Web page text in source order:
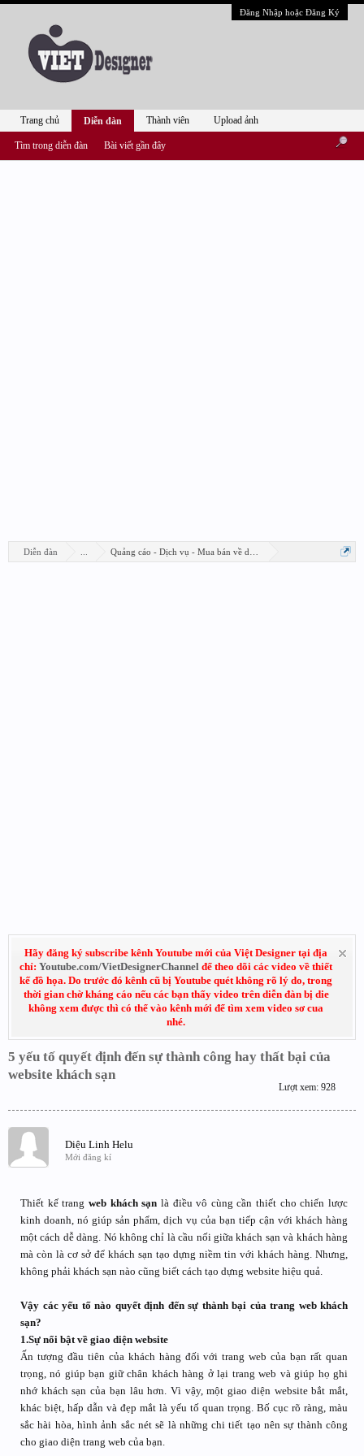
Đăng Nhập hoặc Đăng Ký
Diễn đàn Quảng cáo - Dịch vụ - Mua bán về design
Hãy đăng ký subscribe kênh Youtube mới của Việt Designer tại địa
chỉ: Youtube.com/VietDesignerChannel để theo dõi các video về thiết
kế đồ họa. Do trước đó kênh cũ bị Youtube quét không rõ lý do, trong
thời gian chờ kháng cáo nếu các bạn thấy video trên diễn đàn bị die
không xem được thì có thể vào kênh mới để tìm xem video sơ cua
nhé.
5 yếu tố quyết định đến sự thành công hay thất bại của
website khách sạn
Lượt xem: 928
Diệu Linh Helu
Mới đăng kí
Thiết kế trang web khách sạn là điều vô cùng cần thiết cho chiến lược
kinh doanh, nó giúp sản phẩm, dịch vụ của bạn tiếp cận với khách hàng
một cách dễ dàng. Nó không chỉ là cầu nối giữa khách sạn và khách hàng
mà còn là cơ sở để khách sạn tạo dựng niềm tin với khách hàng. Nhưng,
không phải khách sạn nào cũng biết cách tạo dựng website hiệu quả.
Vậy các yếu tố nào quyết định đến sự thành bại của trang web khách
sạn?
1.Sự nổi bật về giao diện website
Ấn tượng đầu tiên của khách hàng đối với trang web của bạn rất quan
trọng, nó giúp bạn giữ chân khách hàng ở lại trang web và giúp họ ghi
nhớ khách sạn của bạn lâu hơn. Vì vậy, một giao diện website bắt mắt,
khác biệt, hấp dẫn và đẹp mắt là yếu tố quan trọng. Bố cục rõ ràng, màu
sắc hài hòa, hình ảnh sắc nét sẽ là những chi tiết tạo nên sự thành công
cho giao diện trang web của bạn.
Trang chủ Diễn đàn
Tìm trong diễn đàn Bài viết gần đây
Thành viên Upload ảnh